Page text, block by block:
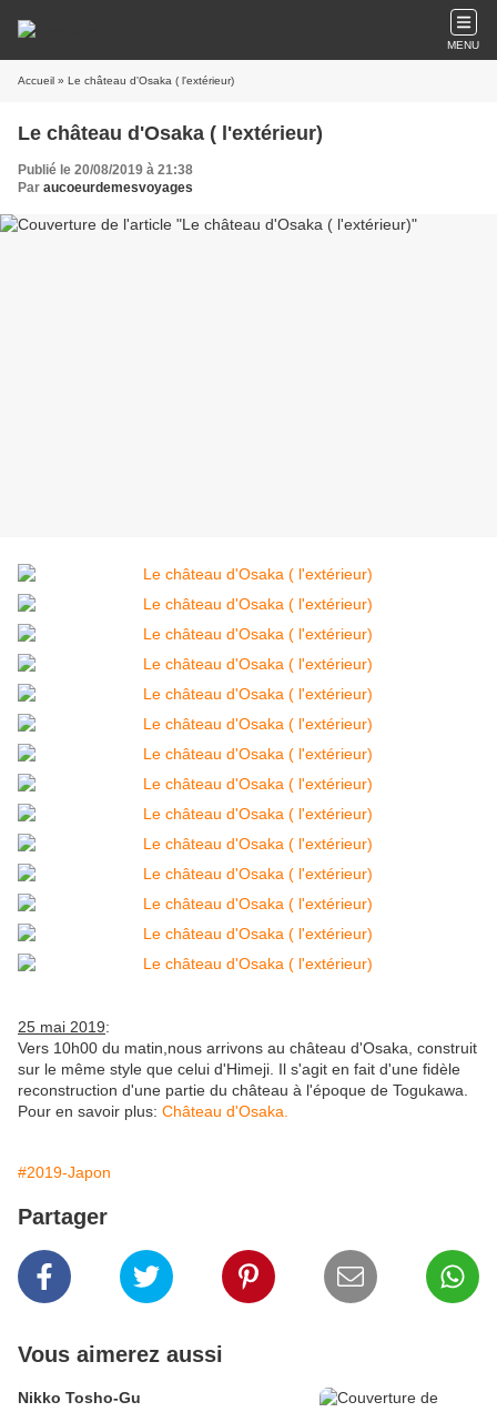
MENU
Accueil » Le château d'Osaka ( l'extérieur)
Le château d'Osaka ( l'extérieur)
Publié le 20/08/2019 à 21:38
Par aucoeurdemesvoyages
25 mai 2019:
Vers 10h00 du matin,nous arrivons au château d'Osaka, construit
sur le même style que celui d'Himeji. Il s'agit en fait d'une fidèle
reconstruction d'une partie du château à l'époque de Togukawa.
Pour en savoir plus: Château d'Osaka.
#2019-Japon
Partager
Vous aimerez aussi
Nikko Tosho-Gu